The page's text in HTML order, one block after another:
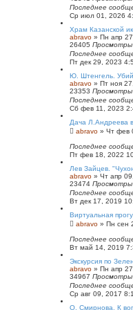
й
п
о
и
с
к
Последнее
Ср июл 01, 2026
Храм Казанской
abravo » Пн апр
26405 Просмотры
Последнее
Пт дек 29, 2023
Ю. Штенгель.
abravo » Пт ноя
23353 Просмотры
Последнее
Сб фев 11, 2023
Дача Л.Андреева
abravo » Чт фев
Последнее
Пт фев 18, 2022
Лев Зайцев.
abravo » Чт апр
23474 Просмотры
Последнее
Вт дек 17, 2019
Виртуальная
abravo » Пн сен
Последнее
Вт май 14, 2019
Экскурсия по
abravo » Пн апр
34967 Просмотры
Последнее
Ср авг 09, 2017
O. Смирнова. К